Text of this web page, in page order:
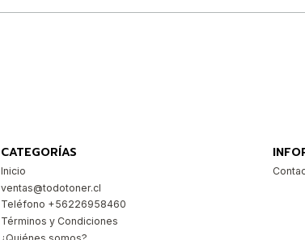
CATEGORÍAS
Inicio
ventas@todotoner.cl
Teléfono +56226958460
Términos y Condiciones